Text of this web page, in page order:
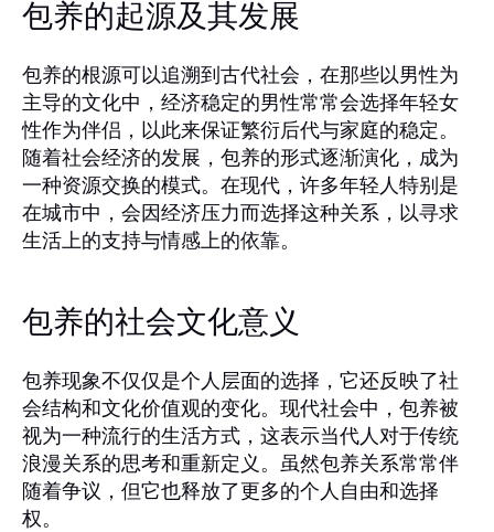
包养的起源及其发展
包养的根源可以追溯到古代社会，在那些以男性为
主导的文化中，经济稳定的男性常常会选择年轻女
性作为伴侣，以此来保证繁衍后代与家庭的稳定。
随着社会经济的发展，包养的形式逐渐演化，成为
一种资源交换的模式。在现代，许多年轻人特别是
在城市中，会因经济压力而选择这种关系，以寻求
生活上的支持与情感上的依靠。
包养的社会文化意义
包养现象不仅仅是个人层面的选择，它还反映了社
会结构和文化价值观的变化。现代社会中，包养被
视为一种流行的生活方式，这表示当代人对于传统
浪漫关系的思考和重新定义。虽然包养关系常常伴
随着争议，但它也释放了更多的个人自由和选择
权。